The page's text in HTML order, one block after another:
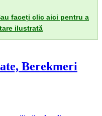
faceți clic aici pentru a
ilustrată
Berekmeri